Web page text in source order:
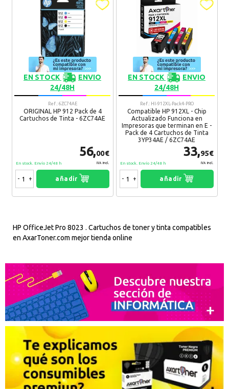
EN STOCK
ENVIO
24/48H
Ref.: 6ZC74AE
ORIGINAL HP 912 Pack de 4
Cartuchos de Tinta - 6ZC74AE
56,00€
IVA Incl.
En stock. Envío 24/48 h
- + añadir
EN STOCK
ENVIO
24/48H
Ref.: HI-912XL-Pack4-PRO
Compatible HP 912XL - Chip
Actualizado Funciona en
Impresoras que terminan en E -
Pack de 4 Cartuchos de Tinta
3YP34AE / 6ZC74AE
33,95€
IVA Incl.
En stock. Envío 24/48 h
- + añadir
HP OfficeJet Pro 8023 . Cartuchos de toner y tinta compatibles
en AxarToner.com mejor tienda online